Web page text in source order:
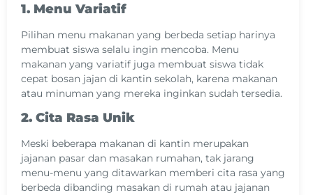
1. Menu Variatif
Pilihan menu makanan yang berbeda setiap harinya
membuat siswa selalu ingin mencoba. Menu
makanan yang variatif juga membuat siswa tidak
cepat bosan jajan di kantin sekolah, karena makanan
atau minuman yang mereka inginkan sudah tersedia.
2. Cita Rasa Unik
Meski beberapa makanan di kantin merupakan
jajanan pasar dan masakan rumahan, tak jarang
menu-menu yang ditawarkan memberi cita rasa yang
berbeda dibanding masakan di rumah atau jajanan